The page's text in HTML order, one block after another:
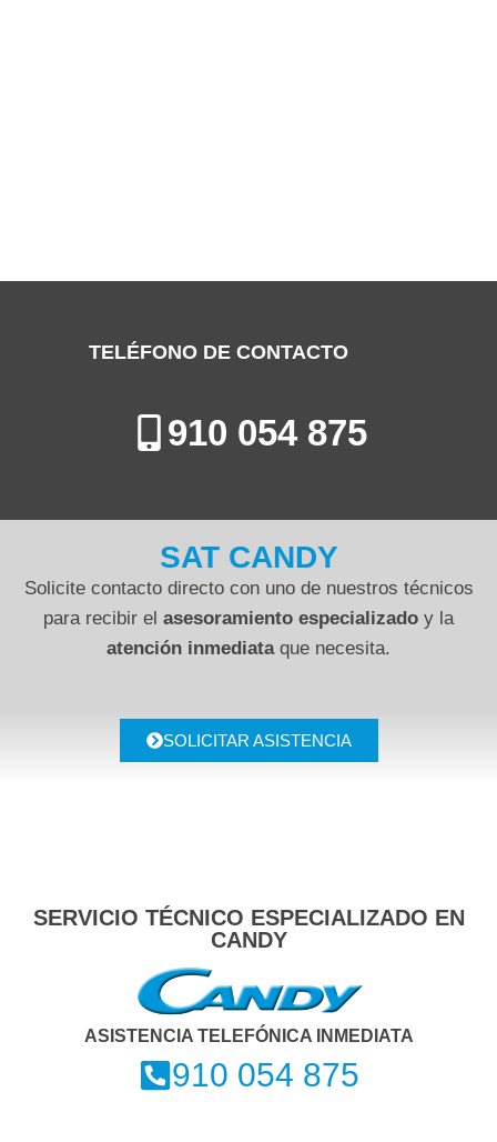
TELÉFONO DE CONTACTO
910 054 875
SAT CANDY
Solicite contacto directo con uno de nuestros técnicos
para recibir el asesoramiento especializado y la
atención inmediataque necesita.
SOLICITAR ASISTENCIA
SERVICIO TÉCNICO ESPECIALIZADO EN
CANDY
ASISTENCIA TELEFÓNICA INMEDIATA
910 054 875